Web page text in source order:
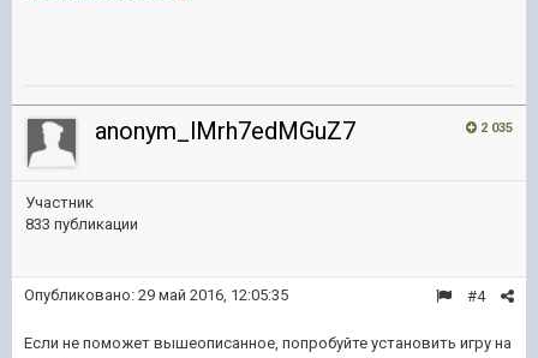
2 035
anonym_lMrh7edMGuZ7
Участник
833 публикации
#4
Опубликовано: 29 май 2016, 12:05:35
Если не поможет вышеописанное, попробуйте установить игру на